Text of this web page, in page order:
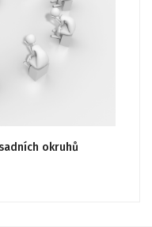
okruhů